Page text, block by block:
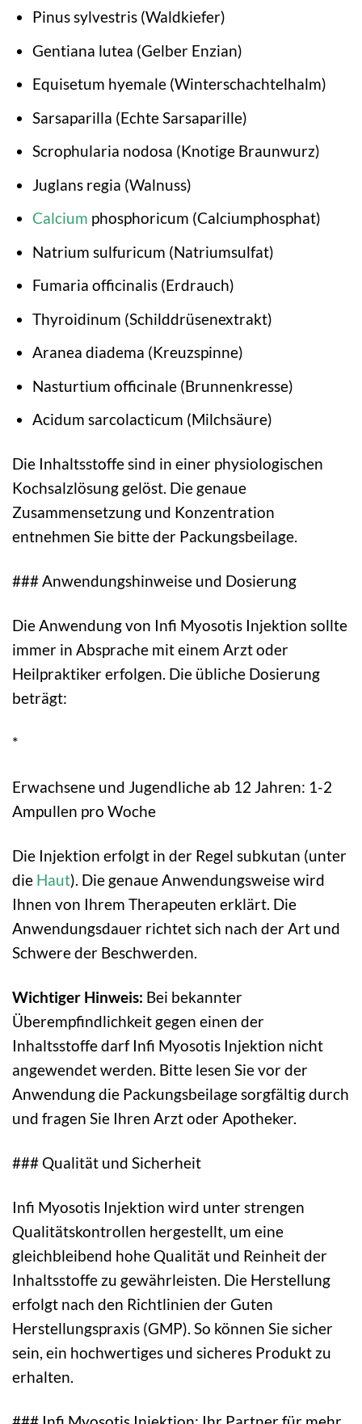
Pinus sylvestris (Waldkiefer)
Gentiana lutea (Gelber Enzian)
Equisetum hyemale (Winterschachtelhalm)
Sarsaparilla (Echte Sarsaparille)
Scrophularia nodosa (Knotige Braunwurz)
Juglans regia (Walnuss)
Calcium phosphoricum (Calciumphosphat)
Natrium sulfuricum (Natriumsulfat)
Fumaria officinalis (Erdrauch)
Thyroidinum (Schilddrüsenextrakt)
Aranea diadema (Kreuzspinne)
Nasturtium officinale (Brunnenkresse)
Acidum sarcolacticum (Milchsäure)
Die Inhaltsstoffe sind in einer physiologischen
Kochsalzlösung gelöst. Die genaue
Zusammensetzung und Konzentration
entnehmen Sie bitte der Packungsbeilage.
### Anwendungshinweise und Dosierung
Die Anwendung von Infi Myosotis Injektion sollte
immer in Absprache mit einem Arzt oder
Heilpraktiker erfolgen. Die übliche Dosierung
beträgt:
*
Erwachsene und Jugendliche ab 12 Jahren: 1-2
Ampullen pro Woche
Die Injektion erfolgt in der Regel subkutan (unter
die Haut). Die genaue Anwendungsweise wird
Ihnen von Ihrem Therapeuten erklärt. Die
Anwendungsdauer richtet sich nach der Art und
Schwere der Beschwerden.
Wichtiger Hinweis: Bei bekannter
Überempfindlichkeit gegen einen der
Inhaltsstoffe darf Infi Myosotis Injektion nicht
angewendet werden. Bitte lesen Sie vor der
Anwendung die Packungsbeilage sorgfältig durch
und fragen Sie Ihren Arzt oder Apotheker.
### Qualität und Sicherheit
Infi Myosotis Injektion wird unter strengen
Qualitätskontrollen hergestellt, um eine
gleichbleibend hohe Qualität und Reinheit der
Inhaltsstoffe zu gewährleisten. Die Herstellung
erfolgt nach den Richtlinien der Guten
Herstellungspraxis (GMP). So können Sie sicher
sein, ein hochwertiges und sicheres Produkt zu
erhalten.